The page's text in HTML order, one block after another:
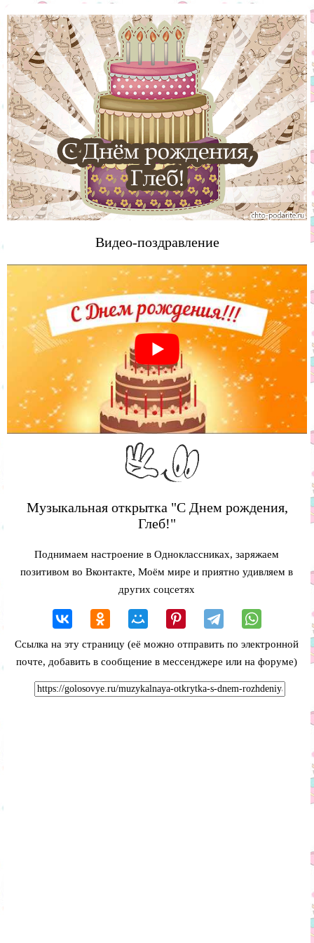
Видео-поздравление
Музыкальная открытка "С Днем рождения,
Глеб!"
Поднимаем настроение в Одноклассниках, заряжаем
позитивом во Вконтакте, Моём мире и приятно удивляем в
других соцсетях
Ссылка на эту страницу (её можно отправить по электронной
почте, добавить в сообщение в мессенджере или на форуме)